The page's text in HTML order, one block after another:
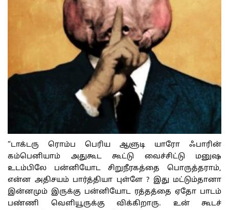
“டாக்டரு ரொம்ப பெரிய ஆளுடி யாரோ ஃபாரின்
கம்பெனியாம் அதுகூட கூட்டு வைச்சிட்டு மனுஷ
உடம்பிலே பன்னியோட சிறுநீரகத்தை பொருத்தராம்,
என்ன அதிசயம் பார்த்தியா புள்ளே ? இது மட்டும்தானா
இன்னமும் இருக்கு பன்னியோட ரத்தத்தை ஏதோ பாடம்
பண்ணி வெளியூருக்கு விக்கிறாரு. உன் கூடச்